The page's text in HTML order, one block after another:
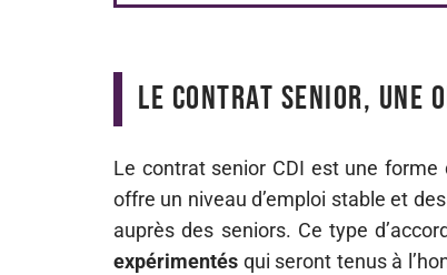
Le contrat senior, une
Le contrat senior CDI est une forme
offre un niveau d’emploi stable et
auprès des seniors. Ce type
expérimentés qui seront tenus à